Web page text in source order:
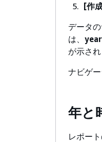
[作
データ
は、 year
が示され
ナビゲ
年と
レポー